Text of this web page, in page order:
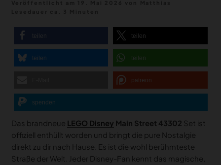
teilen teilen
teilen teilen
patreon
spenden
Das brandneue LEGO Disney Main Street 43302 Set ist
offiziell enthüllt worden und bringt die pure Nostalgie
direkt zu dir nach Hause. Es ist die wohl berühmteste
Straße der Welt. Jeder Disney-Fan kennt das magische,